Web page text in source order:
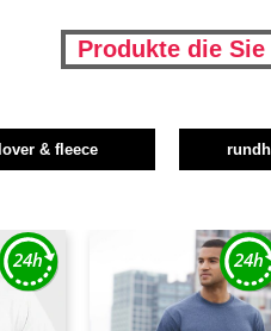
Produkte die
& fleece